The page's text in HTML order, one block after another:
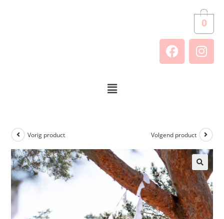
0
Vorig product Volgend product
🔍